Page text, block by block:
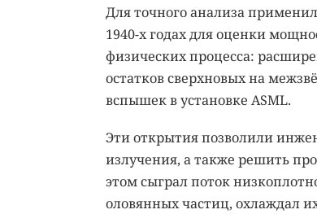
Для точного анализа
1940-х годах для оценки
физических процесса:
остатков сверхновых на
вспышек в установке ASML.
Эти открытия позволили
излучения, а также решить
этом сыграл поток
оловянных частиц, охлаждал